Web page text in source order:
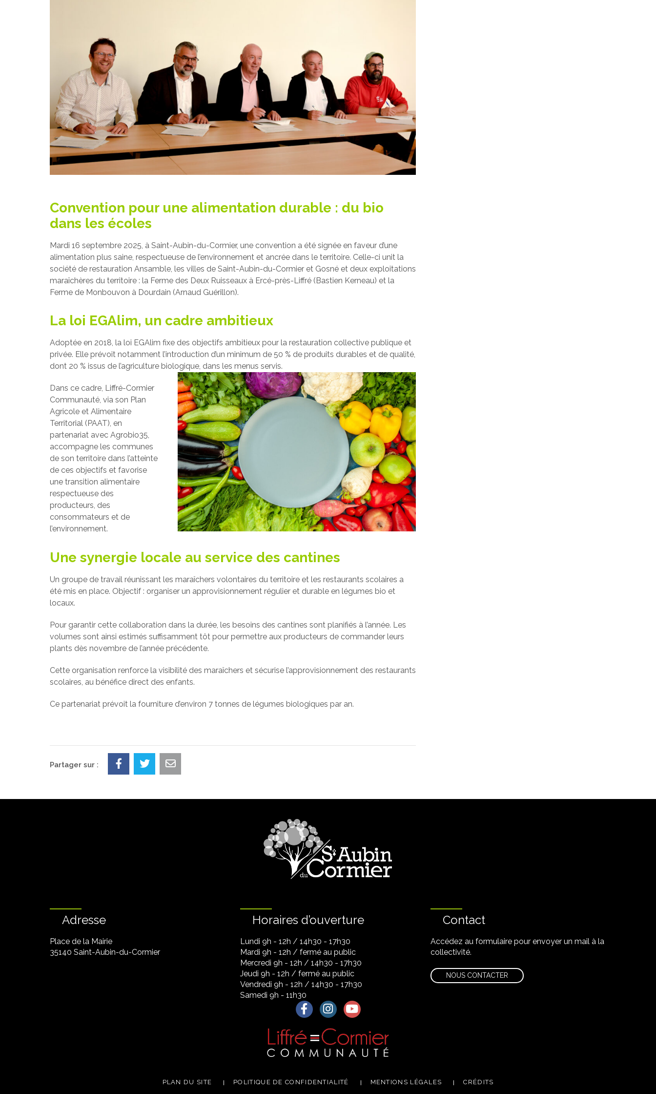
Convention pour une alimentation durable : du bio
dans les écoles
Mardi 16 septembre 2025, à Saint-Aubin-du-Cormier, une convention a été signée en faveur d’une
alimentation plus saine, respectueuse de l’environnement et ancrée dans le territoire. Celle-ci unit la
société de restauration Ansamble, les villes de Saint-Aubin-du-Cormier et Gosné et deux exploitations
maraîchères du territoire : la Ferme des Deux Ruisseaux à Ercé-près-Liffré (Bastien Kerneau) et la
Ferme de Monbouvon à Dourdain (Arnaud Guérillon).
La loi EGAlim, un cadre ambitieux
Adoptée en 2018, la loi EGAlim fixe des objectifs ambitieux pour la restauration collective publique et
privée. Elle prévoit notamment l’introduction d’un minimum de 50 % de produits durables et de qualité,
dont 20 % issus de l’agriculture biologique, dans les menus servis.
Dans ce cadre, Liffré-Cormier
Communauté, via son Plan
Agricole et Alimentaire
Territorial (PAAT), en
partenariat avec Agrobio35,
accompagne les communes
de son territoire dans l’atteinte
de ces objectifs et favorise
une transition alimentaire
respectueuse des
producteurs, des
consommateurs et de
l’environnement.
Une synergie locale au service des cantines
Un groupe de travail réunissant les maraîchers volontaires du territoire et les restaurants scolaires a
été mis en place. Objectif : organiser un approvisionnement régulier et durable en légumes bio et
locaux.
Pour garantir cette collaboration dans la durée, les besoins des cantines sont planifiés à l’année. Les
volumes sont ainsi estimés suffisamment tôt pour permettre aux producteurs de commander leurs
plants dès novembre de l’année précédente.
Cette organisation renforce la visibilité des maraîchers et sécurise l’approvisionnement des restaurants
scolaires, au bénéfice direct des enfants.
Ce partenariat prévoit la fourniture d’environ 7 tonnes de légumes biologiques par an.
Partager sur :
Adresse
Place de la Mairie
35140 Saint-Aubin-du-Cormier
Horaires d’ouverture
Lundi 9h - 12h / 14h30 - 17h30
Mardi 9h - 12h / fermé au public
Mercredi 9h - 12h / 14h30 - 17h30
Jeudi 9h - 12h / fermé au public
Vendredi 9h - 12h / 14h30 - 17h30
Samedi 9h - 11h30
Contact
Accédez au formulaire pour envoyer un mail à la
collectivité.
NOUS CONTACTER
Lien vers le compte Facebook
Lien vers le compte Instagram
Lien vers la chaîne Youtube
PLAN DU SITE POLITIQUE DE CONFIDENTIALITÉ MENTIONS LÉGALES CRÉDITS